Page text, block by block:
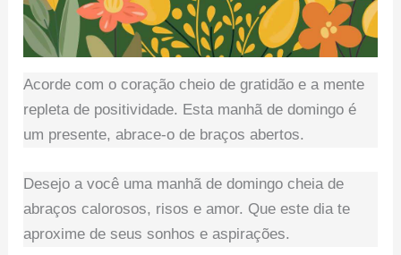
Acorde com o coração cheio de gratidão e a mente
repleta de positividade. Esta manhã de domingo é
um presente, abrace-o de braços abertos.
Desejo a você uma manhã de domingo cheia de
abraços calorosos, risos e amor. Que este dia te
aproxime de seus sonhos e aspirações.